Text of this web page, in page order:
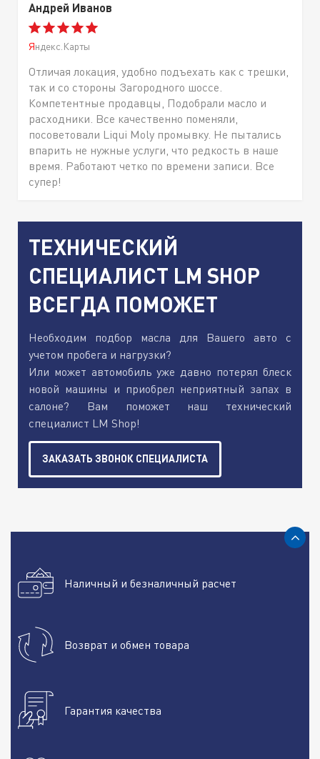
Андрей Иванов
Яндекс.Карты
Отличая локация, удобно подъехать как с трешки,
так и со стороны Загородного шоссе.
Компетентные продавцы, Подобрали масло и
расходники. Все качественно поменяли,
посоветовали Liqui Moly промывку. Не пытались
впарить не нужные услуги, что редкость в наше
время. Работают четко по времени записи. Все
супер!
ТЕХНИЧЕСКИЙ
СПЕЦИАЛИСТ LM SHOP
ВСЕГДА ПОМОЖЕТ
Необходим подбор масла для Вашего авто с
учетом пробега и нагрузки?
Или может автомобиль уже давно потерял блеск
новой машины и приобрел неприятный запах в
салоне? Вам поможет наш технический
специалист LM Shop!
ЗАКАЗАТЬ ЗВОНОК СПЕЦИАЛИСТА
Наличный и безналичный расчет
Возврат и обмен товара
Гарантия качества